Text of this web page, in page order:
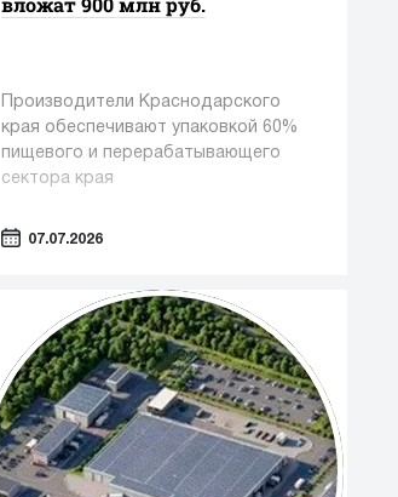
Производители Краснодарского
края обеспечивают упаковкой 60%
пищевого и перерабатывающего
сектора края
07.07.2026